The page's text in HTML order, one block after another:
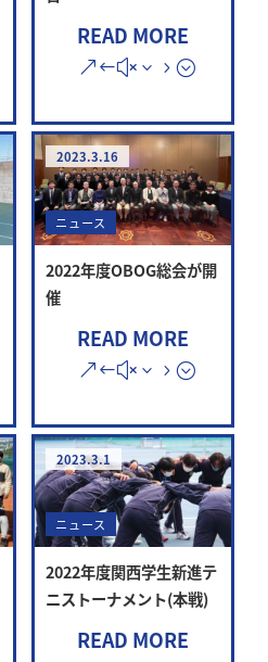
READ MORE
2023.3.16
ニュース
2022年度OBOG総会が開
催
READ MORE
2023.3.1
ニュース
2022年度関西学生新進テ
ニストーナメント(本戦)
READ MORE